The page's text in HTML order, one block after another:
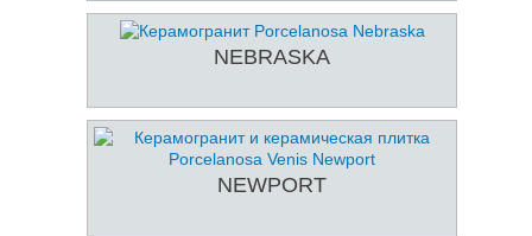
NEBRASKA
NEWPORT